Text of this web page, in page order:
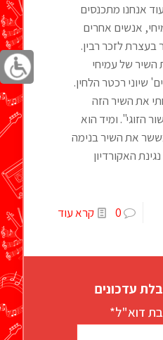
אנחנו מתכנסים
אנשים אחרים
בעצרת לזכר רבין.
השיר של עמיחי
שיוני רכטר הלחין.
את השיר הזה
הזוגי". ומיד הוא
את השיר בנימה
האקורדיון
0 קרא עוד
עדכונים
דוא"ל*